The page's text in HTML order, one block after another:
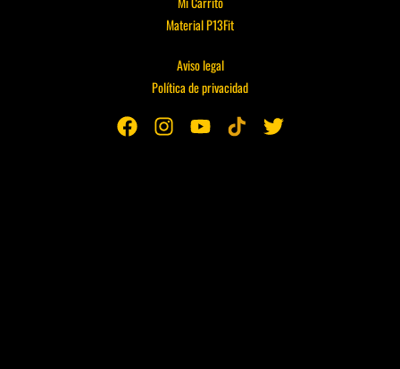
Material P13Fit
Aviso legal
Política de privacidad